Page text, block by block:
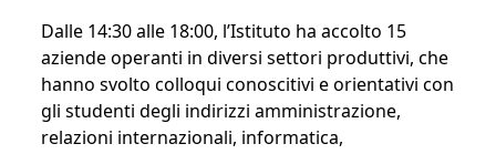
Dalle 14:30 alle 18:00, l’Istituto ha accolto 15
aziende operanti in diversi settori produttivi, che
hanno svolto colloqui conoscitivi e orientativi con
gli studenti degli indirizzi amministrazione,
relazioni internazionali, informatica,